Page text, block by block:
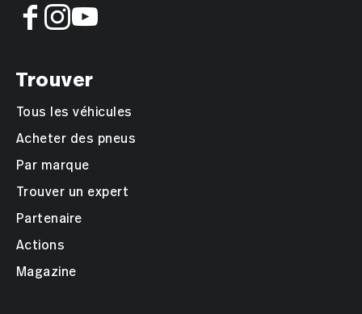
Trouver
Tous les véhicules
Acheter des pneus
Par marque
Trouver un expert
Partenaire
Actions
Magazine